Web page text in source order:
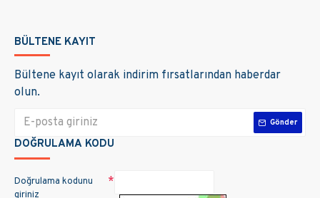
BÜLTENE KAYIT
Bültene kayıt olarak indirim fırsatlarından haberdar
olun.
Gönder
DOĞRULAMA KODU
Doğrulama kodunu
giriniz